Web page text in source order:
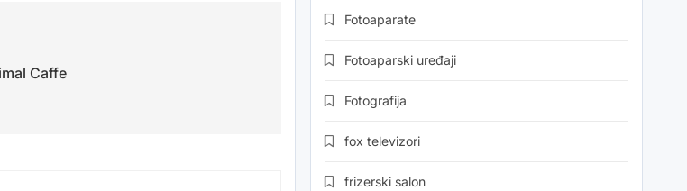
Caffe
Fotoaparate
Fotoaparski uređaji
Fotografija
fox televizori
frizerski salon